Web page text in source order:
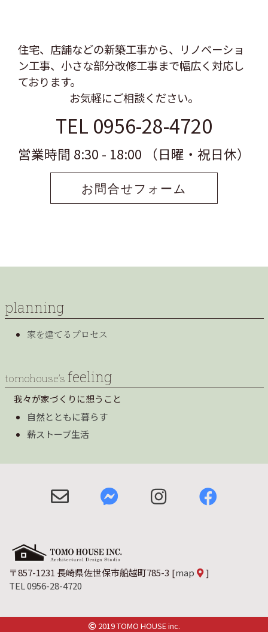
住宅、店舗などの新築工事から、リノベーショ
ン工事、 小さな部分改修工事まで幅広く対応し
ております。
お気軽にご相談ください。
TEL 0956-28-4720
営業時間 8:30 - 18:00 （日曜・祝日休）
お問合せフォーム
planning
家を建てるプロセス
tomohouse’s feeling
我々が家づくりに想うこと
自然とともに暮らす
薪ストーブ生活
〒857-1231 長崎県佐世保市船越町785-3 [map
]
TEL 0956-28-4720
2019 TOMO HOUSE inc.